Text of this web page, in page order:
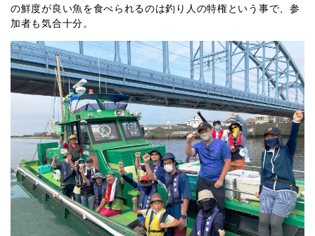
の鮮度が良い魚を食べられるのは釣り人の特権という事で、参
加者も気合十分。